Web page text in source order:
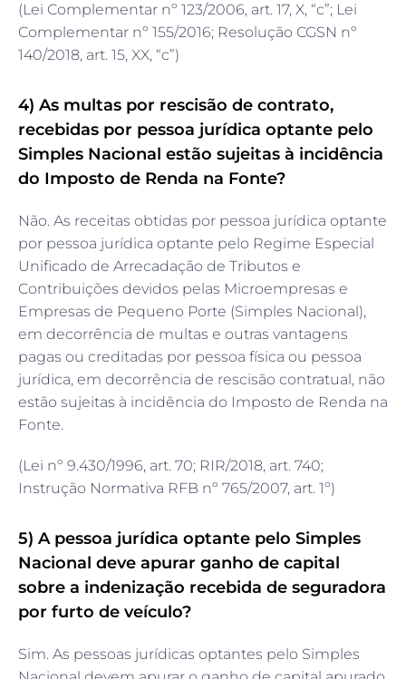
(Lei Complementar nº 123/2006, art. 17, X, “c”; Lei
Complementar nº 155/2016; Resolução CGSN nº
140/2018, art. 15, XX, “c”)
4) As multas por rescisão de contrato,
recebidas por pessoa jurídica optante pelo
Simples Nacional estão sujeitas à incidência
do Imposto de Renda na Fonte?
Não. As receitas obtidas por pessoa jurídica optante
por pessoa jurídica optante pelo Regime Especial
Unificado de Arrecadação de Tributos e
Contribuições devidos pelas Microempresas e
Empresas de Pequeno Porte (Simples Nacional),
em decorrência de multas e outras vantagens
pagas ou creditadas por pessoa física ou pessoa
jurídica, em decorrência de rescisão contratual, não
estão sujeitas à incidência do Imposto de Renda na
Fonte.
(Lei nº 9.430/1996, art. 70; RIR/2018, art. 740;
Instrução Normativa RFB nº 765/2007, art. 1º)
5) A pessoa jurídica optante pelo Simples
Nacional deve apurar ganho de capital
sobre a indenização recebida de seguradora
por furto de veículo?
Sim. As pessoas jurídicas optantes pelo Simples